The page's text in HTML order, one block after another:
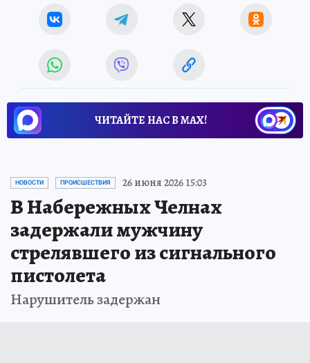
ЧИТАЙТЕ НАС В МАХ!
НОВОСТИ ПРОИСШЕСТВИЯ 26 июня 2026 15:03
В Набережных Челнах
задержали мужчину
стрелявшего из сигнального
пистолета
Нарушитель задержан